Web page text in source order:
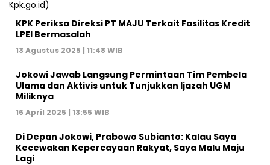
KPK Periksa Direksi PT MAJU Terkait Fasilitas Kredit
LPEI Bermasalah
13 Agustus 2025 | 11:48 WIB
Jokowi Jawab Langsung Permintaan Tim Pembela
Ulama dan Aktivis untuk Tunjukkan Ijazah UGM
Miliknya
16 April 2025 | 13:55 WIB
Di Depan Jokowi, Prabowo Subianto: Kalau Saya
Kecewakan Kepercayaan Rakyat, Saya Malu Maju
Lagi